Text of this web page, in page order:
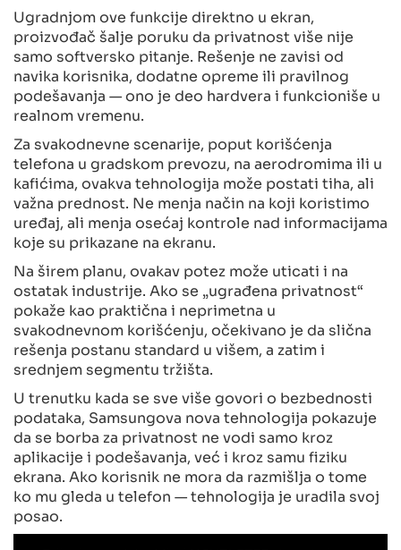
Ugradnjom ove funkcije direktno u ekran,
proizvođač šalje poruku da privatnost više nije
samo softversko pitanje. Rešenje ne zavisi od
navika korisnika, dodatne opreme ili pravilnog
podešavanja — ono je deo hardvera i funkcioniše u
realnom vremenu.
Za svakodnevne scenarije, poput korišćenja
telefona u gradskom prevozu, na aerodromima ili u
kafićima, ovakva tehnologija može postati tiha, ali
važna prednost. Ne menja način na koji koristimo
uređaj, ali menja osećaj kontrole nad informacijama
koje su prikazane na ekranu.
Na širem planu, ovakav potez može uticati i na
ostatak industrije. Ako se „ugrađena privatnost“
pokaže kao praktična i neprimetna u
svakodnevnom korišćenju, očekivano je da slična
rešenja postanu standard u višem, a zatim i
srednjem segmentu tržišta.
U trenutku kada se sve više govori o bezbednosti
podataka, Samsungova nova tehnologija pokazuje
da se borba za privatnost ne vodi samo kroz
aplikacije i podešavanja, već i kroz samu fiziku
ekrana. Ako korisnik ne mora da razmišlja o tome
ko mu gleda u telefon — tehnologija je uradila svoj
posao.